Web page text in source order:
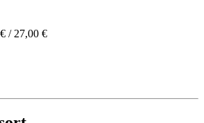
/ 27,00 €